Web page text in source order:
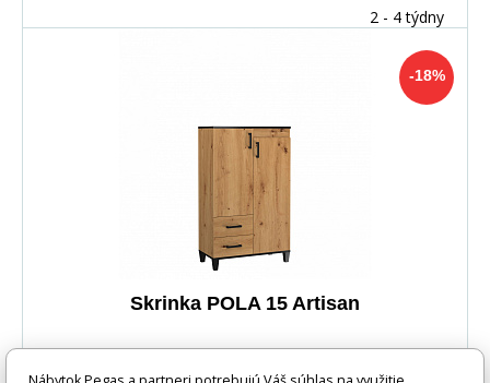
2 - 4 týdny
-18%
Skrinka POLA 15 Artisan